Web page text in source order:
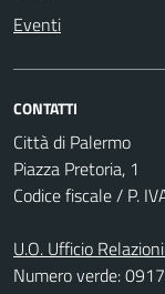
Eventi
CONTATTI
Città di Palermo
Piazza Pretoria, 1
Codice fiscale / P.
U.O. Ufficio
Numero verde: